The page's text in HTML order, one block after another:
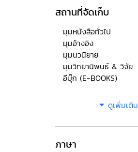
สถานที่จัดเก็บ
มุมหนังสือทั่วไป
มุมอ้างอิง
มุมนวนิยาย
มุมวิทยานิพนธ์ & วิจัย
อีบุ๊ก (E-BOOKS)
ดูเพิ่มเติม
ภาษา